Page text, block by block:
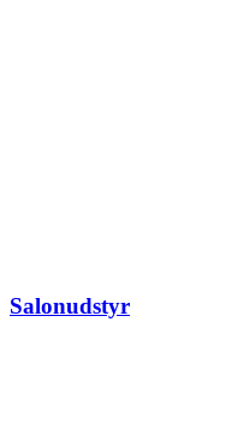
Salonudstyr